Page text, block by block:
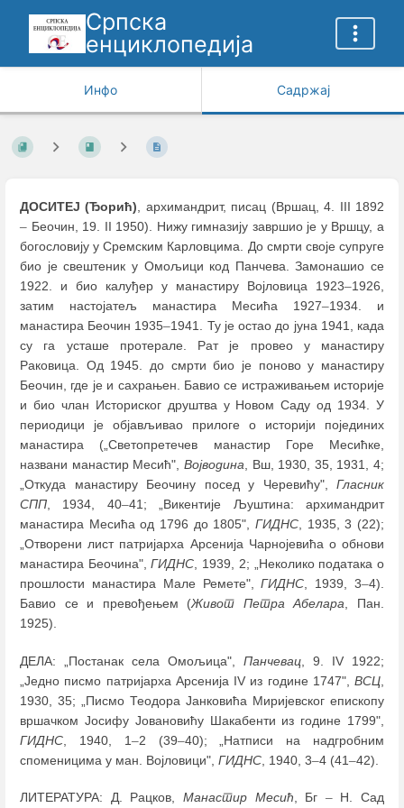
Српска
енциклопедија
Инфо Садржај
ДОСИТЕЈ (Ђорић), архимандрит, писац (Вршац, 4. III 1892
– Беочин, 19. II 1950). Нижу гимназију завршио је у Вршцу, а
богословију у Сремским Карловцима. До смрти своје супруге
био је свештеник у Омољици код Панчева. Замонашио се
1922. и био калуђер у манастиру Војловица 1923–1926,
затим настојатељ манастира Месића 1927–1934. и
манастира Беочин 1935–1941. Ту је остао до јуна 1941, када
су га усташе протерале. Рат је провео у манастиру
Раковица. Од 1945. до смрти био је поново у манастиру
Беочин, где је и сахрањен. Бавио се истраживањем историје
и био члан Историског друштва у Новом Саду од 1934. У
периодици је објављивао прилоге о историји појединих
манастира („Светопретечев манастир Горе Месићке,
названи манастир Месић", Војводина, Вш, 1930, 35, 1931, 4;
„Откуда манастиру Беочину посед у Черевићу", Гласник
СПП, 1934, 40–41; „Викентије Љуштина: архимандрит
манастира Месића од 1796 до 1805", ГИДНС, 1935, 3 (22);
„Отворени лист патријарха Арсенија Чарнојевића о обнови
манастира Беочина",ГИДНС, 1939, 2; „Неколико података о
прошлости манастира Мале Ремете",ГИДНС, 1939, 3–4).
Бавио се и превођењем (Живот Петра Абелара, Пан.
1925).
ДЕЛА: „Постанак села Омољица", Панчевац , 9. IV 1922;
„Једно писмо патријарха Арсенија IV из године 1747", ВСЦ
1930, 35; „Писмо Теодора Јанковића Миријевског епископу
вршачком Јосифу Јовановићу Шакабенти из године 1799",
ГИДНС , 1940, 1–2 (39–40); „Натписи на надгробним
споменицима у ман. Војловици", ГИДНС , 1940, 3–4 (41–42).
ЛИТЕРАТУРА: Д. Рацков, Манастир Месић , Бг –Н. Сад